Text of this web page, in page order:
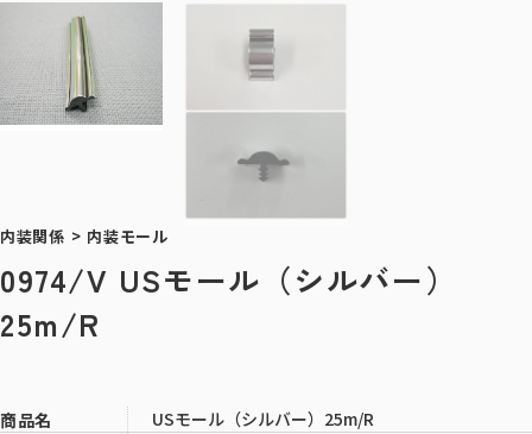
内装関係 > 内装モール
0974/V USモール（シルバー）
25m/R
商品名
USモール（シルバー）25m/R